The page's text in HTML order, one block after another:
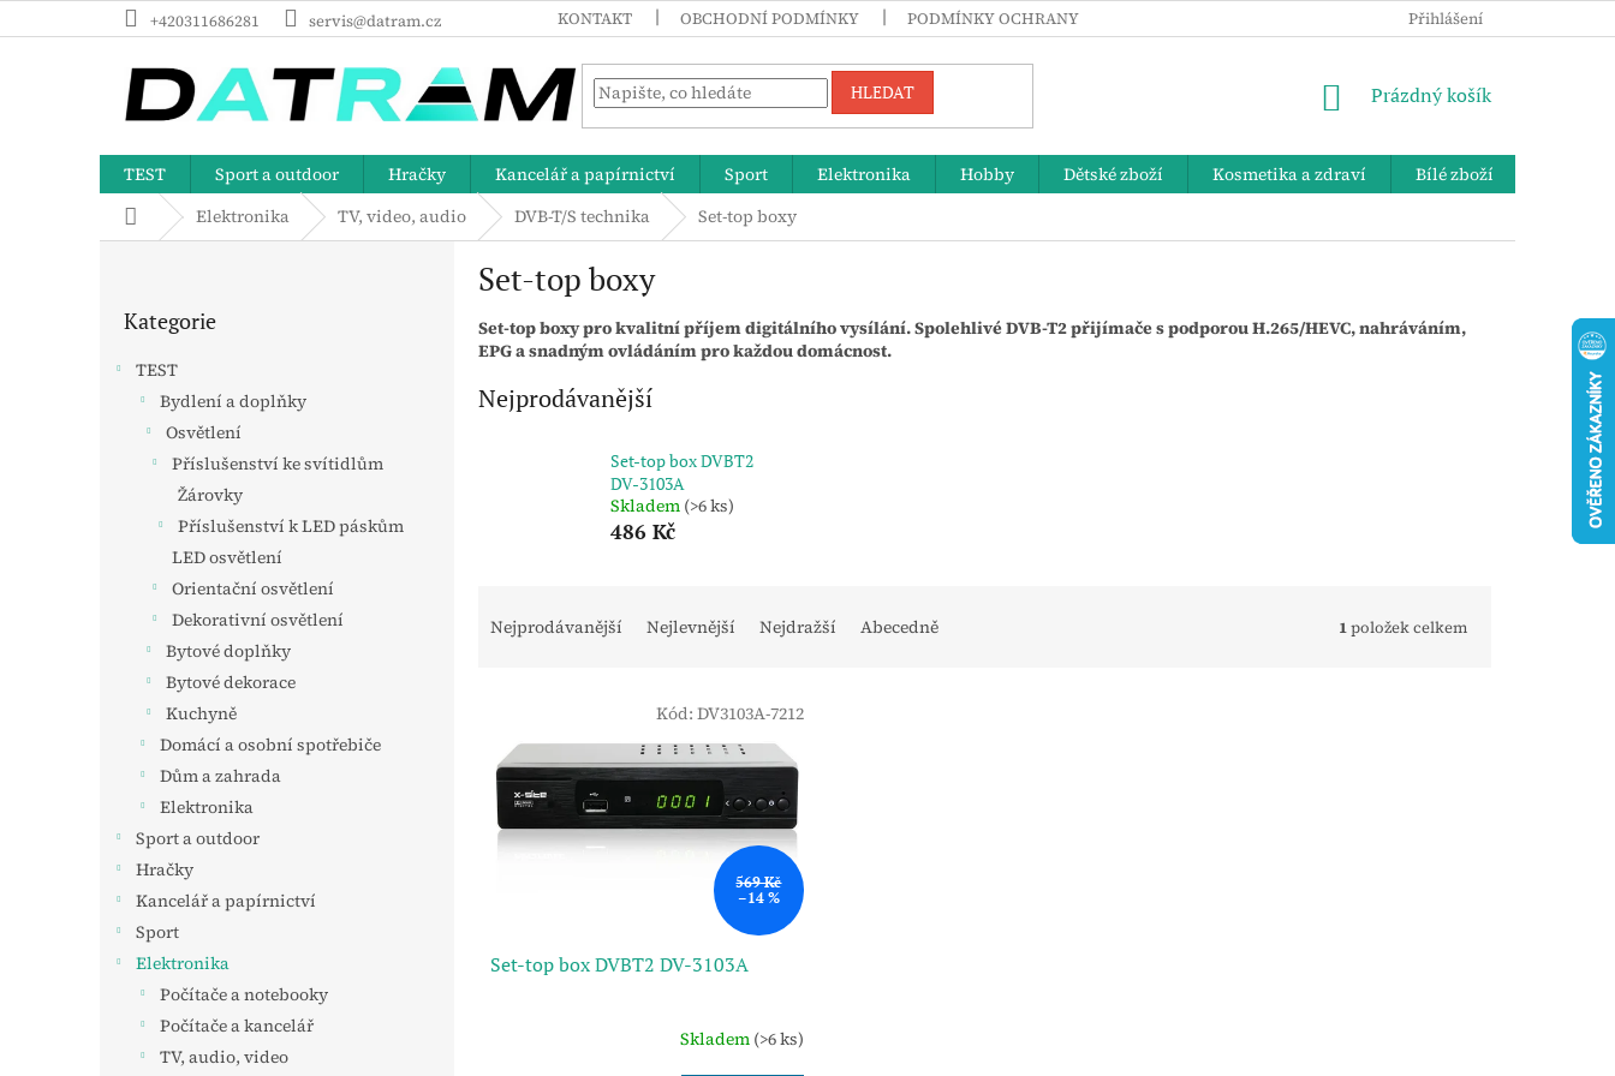
na
+420311686281 servis@datram.cz KONTAKT OBCHODNÍ PODMÍNKY PODMÍNKY OCHRANY OSOBNÍCH ÚDAJŮ ZPĚTNÝ ODBĚR
Přihlášení
HLEDAT
NÁKUPNÍ
Prázdný košík
TEST Sport a outdoor Hračky Kancelář a papírnictví Sport Elektronika Hobby Dětské zboží Kosmetika a zdraví Bílé zboží
Domů Elektronika TV, video, audio DVB-T/S technika Set-top boxy
kategorie
Kategorie
TEST
Bydlení a doplňky
Osvětlení
Příslušenství ke svítidlům
Žárovky
Příslušenství k LED páskům
LED osvětlení
Orientační osvětlení
Dekorativní osvětlení
Bytové doplňky
Bytové dekorace
Kuchyně
Domácí a osobní spotřebiče
Dům a zahrada
Elektronika
Sport a outdoor
Hračky
Kancelář a papírnictví
Sport
Elektronika
Počítače a notebooky
Počítače a kancelář
TV, audio, video
Set-top boxy
Set‑top boxy pro kvalitní příjem digitálního vysílání. Spolehlivé DVB‑T2 přijímače s podporou H.265/HEVC, nahráváním,
EPG a snadným ovládáním pro každou domácnost.
Nejprodávanější
Set-top box DVBT2
DV-3103A
Skladem (>6 ks)
486 Kč
Nejprodávanější Nejlevnější Nejdražší Abecedně 1položek celkem
569 Kč
–14 %
Set-top box DVBT2 DV-3103A
Skladem (>6 ks)
Kód: DV3103A-7212